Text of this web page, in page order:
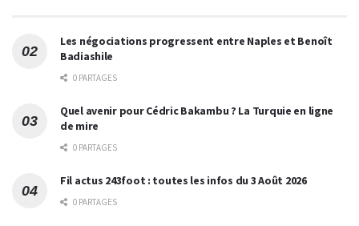
Les négociations progressent entre Naples et Benoît
Badiashile
0 PARTAGES
Quel avenir pour Cédric Bakambu ? La Turquie en ligne
de mire
0 PARTAGES
Fil actus 243foot : toutes les infos du 3 Août 2026
0 PARTAGES